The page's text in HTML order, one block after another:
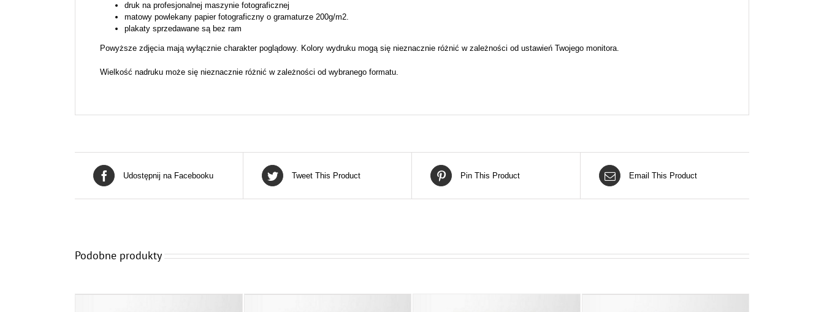
druk na profesjonalnej maszynie fotograficznej
matowy powlekany papier fotograficzny o gramaturze 200g/m2.
plakaty sprzedawane są bez ram
Powyższe zdjęcia mają wyłącznie charakter poglądowy. Kolory wydruku mogą się nieznacznie różnić w zależności od ustawień Twojego monitora.
Wielkość nadruku może się nieznacznie różnić w zależności od wybranego formatu.
Udostępnij na Facebooku Tweet This Product Pin This Product Email This Product
Podobne produkty